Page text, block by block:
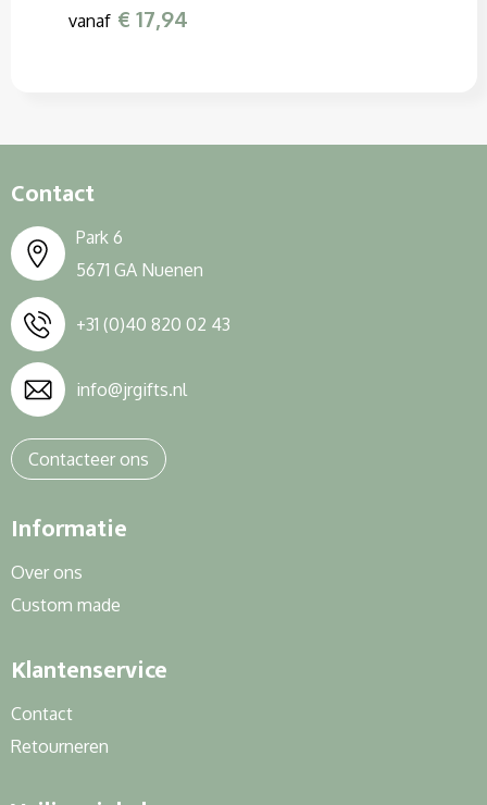
vanaf € 17,94
Contact
Park 6
5671 GA Nuenen
+31 (0)40 820 02 43
info@jrgifts.nl
Contacteer ons
Informatie
Over ons
Custom made
Klantenservice
Contact
Retourneren